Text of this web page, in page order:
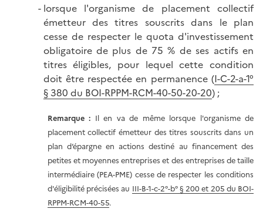
lorsque l'organisme de placement collectif
émetteur des titres souscrits dans le plan
cesse de respecter le quota d'investissement
obligatoire de plus de 75 % de ses actifs en
titres éligibles, pour lequel cette condition
doit être respectée en permanence (I-C-2-a-1°
§ 380 du BOI-RPPM-RCM-40-50-20-20) ;
Remarque : Il en va de même lorsque l'organisme de
placement collectif émetteur des titres souscrits dans un
plan d’épargne en actions destiné au financement des
petites et moyennes entreprises et des entreprises de taille
intermédiaire (PEA-PME) cesse de respecter les conditions
d'éligibilité précisées au III-B-1-c-2°-b° § 200 et 205 du BOI-
RPPM-RCM-40-55.